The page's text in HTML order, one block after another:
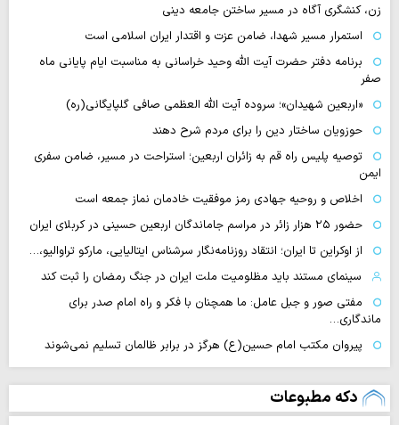
زن، کنشگری آگاه در مسیر ساختن جامعه دینی
استمرار مسیر شهدا، ضامن عزت و اقتدار ایران اسلامی است
برنامه دفتر حضرت آیت الله وحید خراسانی به مناسبت ایام پایانی ماه
صفر
«اربعین شهیدان»؛ سروده آیت الله العظمی صافی گلپایگانی(ره)
حوزویان ساختار دین را برای مردم شرح دهند
توصیه پلیس راه قم به زائران اربعین؛ استراحت در مسیر، ضامن سفری
ایمن
اخلاص و روحیه جهادی رمز موفقیت خادمان نماز جمعه است
حضور ۲۵ هزار زائر در مراسم جاماندگان اربعین حسینی در کربلای ایران
از اوکراین تا ایران؛ انتقاد روزنامه‌نگار سرشناس ایتالیایی، مارکو تراوالیو،…
سینمای مستند باید مظلومیت ملت ایران در جنگ رمضان را ثبت کند
مفتی صور و جبل عامل: ما همچنان با فکر و راه امام صدر برای
ماندگاری…
پیروان مکتب امام حسین(ع) هرگز در برابر ظالمان تسلیم نمی‌شوند
دکه مطبوعات